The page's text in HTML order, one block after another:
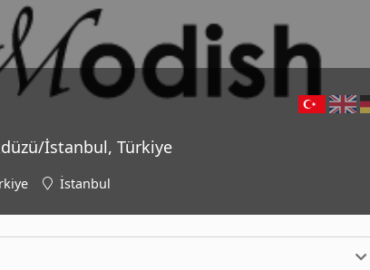
İstanbul, Türkiye
İstanbul